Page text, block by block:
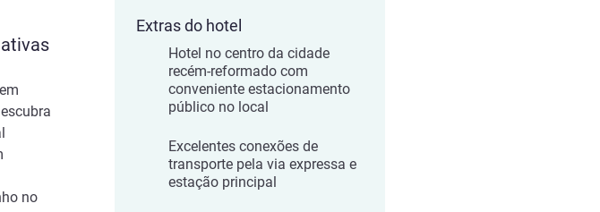
no
Extras do hotel
Hotel no centro da cidade
recém-reformado com
conveniente estacionamento
público no local
Excelentes conexões de
transporte pela via expressa e
estação principal